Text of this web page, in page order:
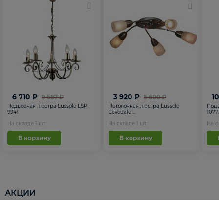
9 587 ₽
6 710 ₽
Подвесная люстра Lussole LSP-
9941
На складе 1 шт
В корзину
5 600 ₽
3 920 ₽
Потолочная люстра Lussole
Cevedale ...
На складе 1 шт
В корзину
На
АКЦИИ